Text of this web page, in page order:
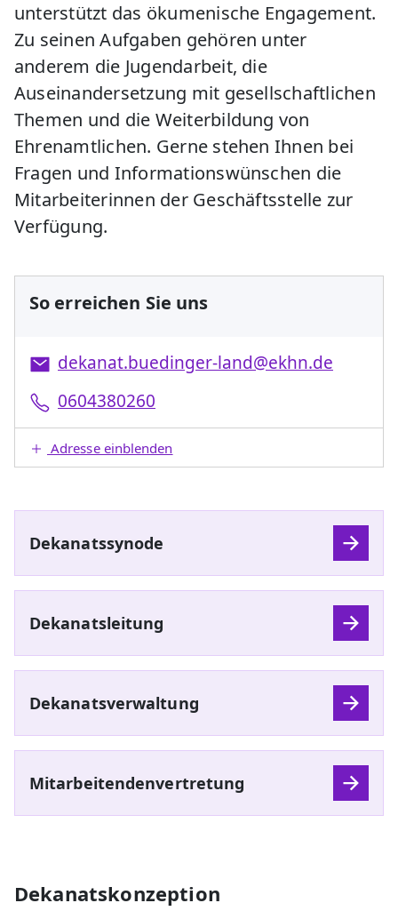
unterstützt das ökumenische Engagement.
Zu seinen Aufgaben gehören unter
anderem die Jugendarbeit, die
Auseinandersetzung mit gesellschaftlichen
Themen und die Weiterbildung von
Ehrenamtlichen. Gerne stehen Ihnen bei
Fragen und Informationswünschen die
Mitarbeiterinnen der Geschäftsstelle zur
Verfügung.
So erreichen Sie uns
dekanat.buedinger-land@ekhn.de
0604380260
Adresse einblenden
Dekanatssynode
Dekanatsleitung
Dekanatsverwaltung
Mitarbeitendenvertretung
Dekanatskonzeption